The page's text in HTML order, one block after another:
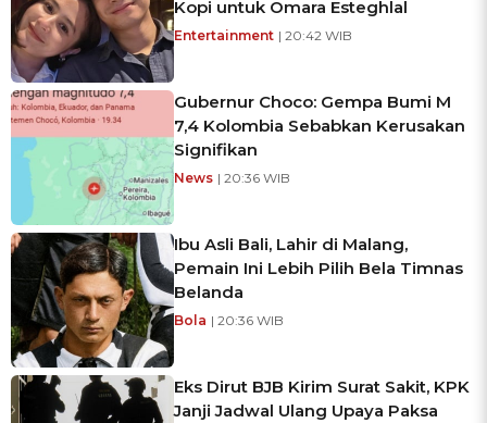
Kopi untuk Omara Esteghlal
Entertainment | 20:42 WIB
Gubernur Choco: Gempa Bumi M
7,4 Kolombia Sebabkan Kerusakan
Signifikan
News | 20:36 WIB
Ibu Asli Bali, Lahir di Malang,
Pemain Ini Lebih Pilih Bela Timnas
Belanda
Bola | 20:36 WIB
Eks Dirut BJB Kirim Surat Sakit, KPK
Janji Jadwal Ulang Upaya Paksa